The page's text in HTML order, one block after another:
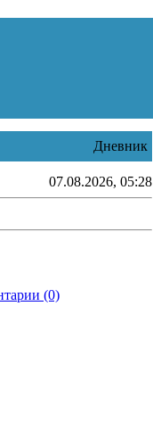
Дневник
07.08.2026, 05:28
(0)